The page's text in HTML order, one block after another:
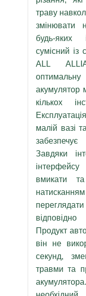
траву
змінювати
будь-яких
сумісний
ALL
оптимальну
акумулятор
кількох
малій вазі
Завдяки
вмикати
Продукт
він не
секунд,
травми та